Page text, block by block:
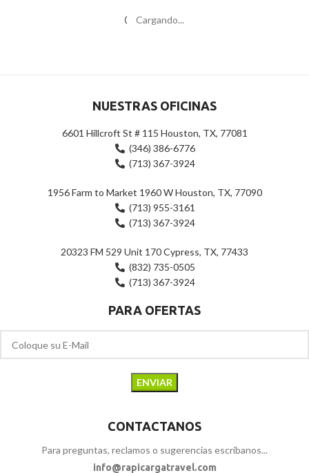
REFRIGERADORA 17 PIES
INVERTER LG – GT47BGP (Silver)
1,279.00 $1,249.00
50.00
Total Payable Amount
Tienda:
Holguín
-29%
$ 69.00 $ 49.00
Product Fee
Total Payable Amount
Tienda:
Holguín
Altavoz Bullet TWS (UNNO
TEKNO) (Blue)
-29%
Altavoz Bullet TWS (UNNO